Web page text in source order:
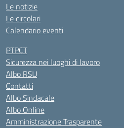
Le notizie
Le circolari
Calendario eventi
PTPCT
Sicurezza nei luoghi di lavoro
Albo RSU
Contatti
Albo Sindacale
Albo Online
Amministrazione Trasparente